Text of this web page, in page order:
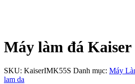
Máy làm đá
SKU: KaiserIMK55S Danh mục: Máy
lam da